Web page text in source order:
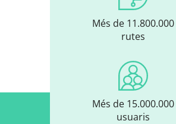
Més de 11.800.000
rutes
Més de 15.000.000
usuaris